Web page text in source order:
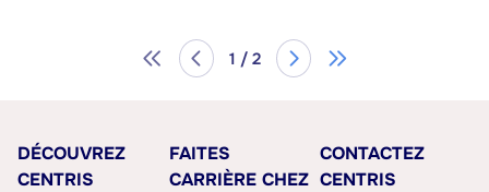
1 / 2
DÉCOUVREZ
CENTRIS
FAITES
CARRIÈRE CHEZ
CONTACTEZ
CENTRIS